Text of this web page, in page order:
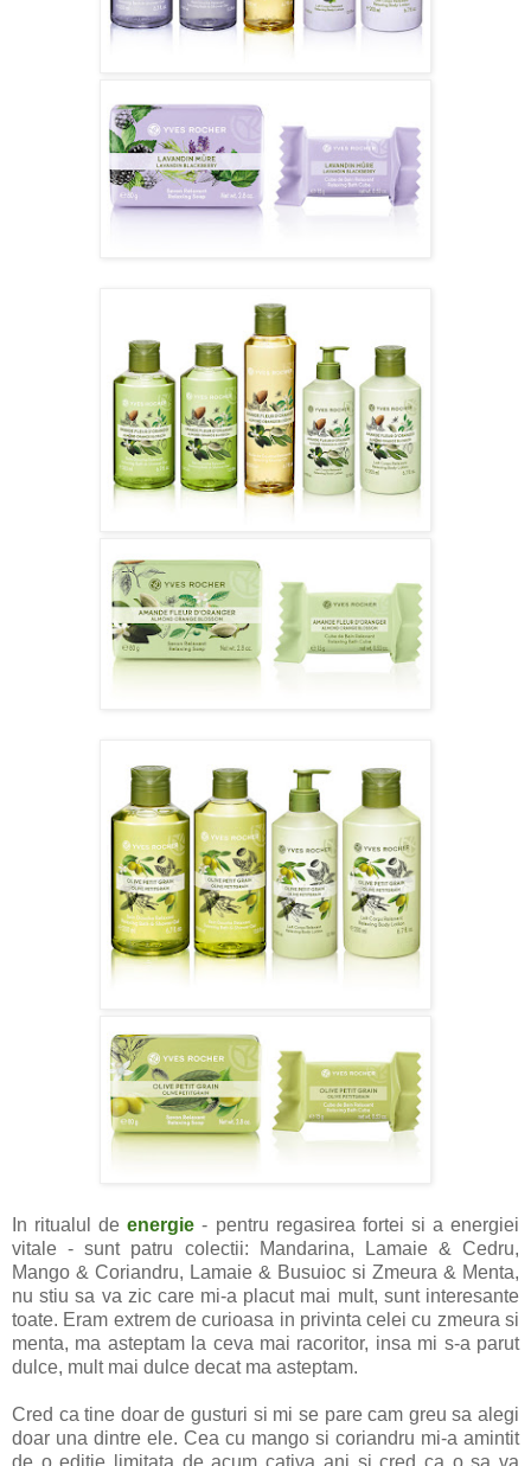
In ritualul deenergie - pentru regasirea fortei si a energiei
vitale - sunt patru colectii: Mandarina, Lamaie & Cedru,
Mango & Coriandru, Lamaie & Busuioc si Zmeura & Menta,
nu stiu sa va zic care mi-a placut mai mult, sunt interesante
toate. Eram extrem de curioasa in privinta celei cu zmeura si
menta, ma asteptam la ceva mai racoritor, insa mi s-a parut
dulce, mult mai dulce decat ma asteptam.
Cred ca tine doar de gusturi si mi se pare cam greu sa alegi
doar una dintre ele. Cea cu mango si coriandru mi-a amintit
de o editie limitata de acum cativa ani si cred ca o sa va